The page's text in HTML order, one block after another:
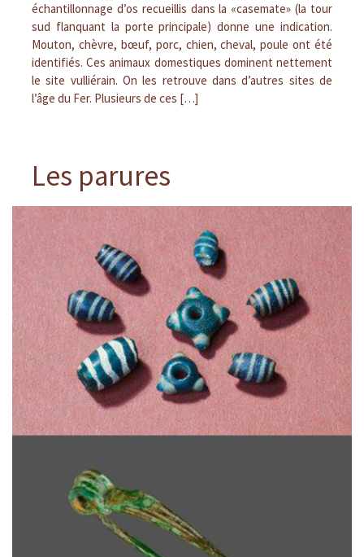
échantillonnage d’os recueillis dans la «casemate» (la tour
sud flanquant la porte principale) donne une indication.
Mouton, chèvre, bœuf, porc, chien, cheval, poule ont été
identifiés. Ces animaux domestiques dominent nettement
le site vulliérain. On les retrouve dans d’autres sites de
l’âge du Fer. Plusieurs de ces […]
Les parures